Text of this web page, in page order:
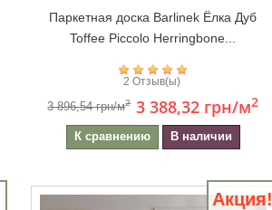
Паркетная доска Barlinek Ёлка Дуб
Toffee Piccolo Herringbone...
2 Отзыв(ы)
3 896,54 грн/м2 3 388,32 грн/м2
К сравнению В наличии
Акция!